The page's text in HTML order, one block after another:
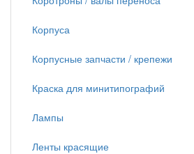
Корпуса
Корпусные запчасти / крепежи
Краска для минитипографий
Лампы
Ленты красящие